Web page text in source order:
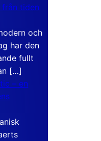
tiden
och
har den
fullt
[…]
– en